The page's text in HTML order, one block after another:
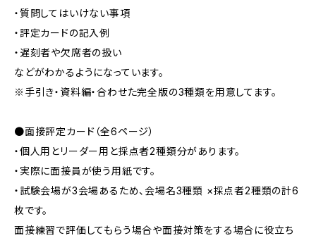
・質問してはいけない事項
・評定カードの記入例
・遅刻者や欠席者の扱い
などがわかるようになっています。
※手引き・資料編・合わせた完全版の3種類を用意してます。
●面接評定カード（全6ページ）
・個人用とリーダー用と採点者2種類分があります。
・実際に面接員が使う用紙です。
・試験会場が3会場あるため、会場名3種類 ×採点者2種類の計6
枚です。
面接練習で評価してもらう場合や面接対策をする場合に役立ち